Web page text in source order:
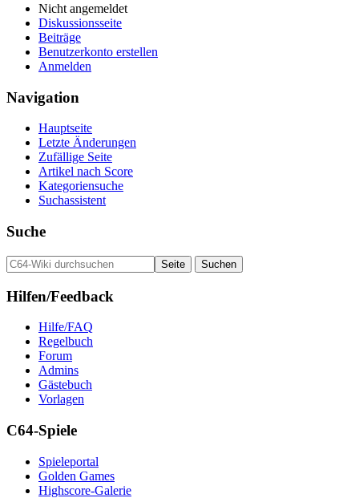
Nicht angemeldet
Diskussionsseite
Beiträge
Benutzerkonto erstellen
Anmelden
Navigation
Hauptseite
Letzte Änderungen
Zufällige Seite
Artikel nach Score
Kategoriensuche
Suchassistent
Suche
Hilfen/Feedback
Hilfe/FAQ
Regelbuch
Forum
Admins
Gästebuch
Vorlagen
C64-Spiele
Spieleportal
Golden Games
Highscore-Galerie